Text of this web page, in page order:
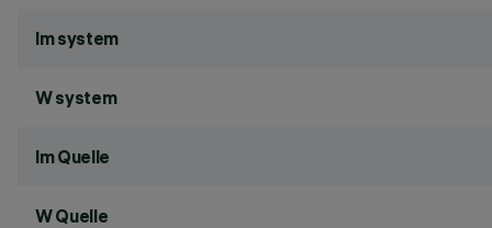
lm system
W system
lm Quelle
W Quelle